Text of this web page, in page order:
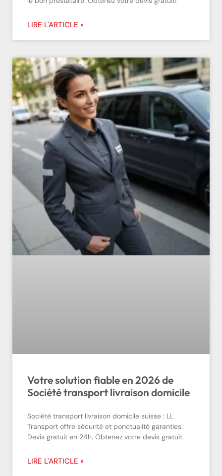
LIRE L'ARTICLE »
Votre solution fiable en 2026 de
Société transport livraison domicile
Société transport livraison domicile suisse : LL
Transport offre sécurité et ponctualité garanties.
Devis gratuit en 24h. Obtenez votre devis gratuit.
LIRE L'ARTICLE »